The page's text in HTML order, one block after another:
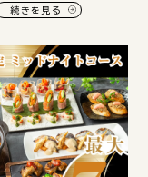
続きを見る